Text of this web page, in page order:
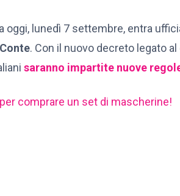
oggi, lunedì 7 settembre, entra
. Con il nuovo decreto legato
saranno impartite nuove
comprare un set di mascherine!